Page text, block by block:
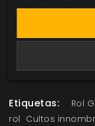
Me gusta esto
Etiquetas: Rol
rol Cultos